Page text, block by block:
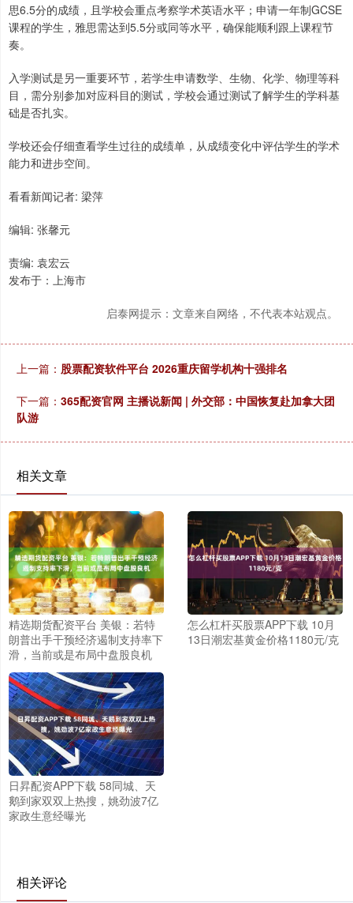
思6.5分的成绩，且学校会重点考察学术英语水平；申请一年制GCSE
课程的学生，雅思需达到5.5分或同等水平，确保能顺利跟上课程节
奏。
入学测试是另一重要环节，若学生申请数学、生物、化学、物理等科
目，需分别参加对应科目的测试，学校会通过测试了解学生的学科基
础是否扎实。
学校还会仔细查看学生过往的成绩单，从成绩变化中评估学生的学术
能力和进步空间。
看看新闻记者: 梁萍
编辑: 张馨元
责编: 袁宏云
发布于：上海市
启泰网提示：文章来自网络，不代表本站观点。
上一篇： 股票配资软件平台 2026重庆留学机构十强排名
下一篇： 365配资官网 主播说新闻 | 外交部：中国恢复赴加拿大团
队游
相关文章
精选期货配资平台 美银：若特
朗普出手干预经济遏制支持率下
滑，当前或是布局中盘股良机
怎么杠杆买股票APP下载 10月
13日潮宏基黄金价格1180元/克
日昇配资APP下载 58同城、天
鹅到家双双上热搜，姚劲波7亿
家政生意经曝光
相关评论